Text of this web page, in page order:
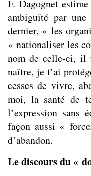
F. Dagognet
ambiguïté par
dernier, « les
« nationaliser les
nom de celle-ci, il
naître, je t’ai
cesses de vivre,
moi, la santé de
l’expression sans
façon aussi «
d’abandon.
Le discours du «